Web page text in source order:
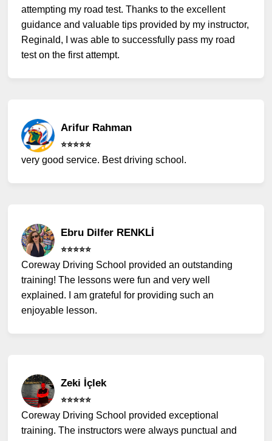
attempting my road test. Thanks to the excellent
guidance and valuable tips provided by my instructor,
Reginald, I was able to successfully pass my road
test on the first attempt.
Arifur Rahman
⭐️⭐️⭐️⭐️⭐️
very good service. Best driving school.
Ebru Dilfer RENKLİ
⭐️⭐️⭐️⭐️⭐️
Coreway Driving School provided an outstanding
training! The lessons were fun and very well
explained. I am grateful for providing such an
enjoyable lesson.
Zeki İçlek
⭐️⭐️⭐️⭐️⭐️
Coreway Driving School provided exceptional
training. The instructors were always punctual and